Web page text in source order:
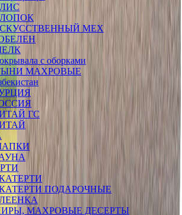
МЕХ
с оборками
МАХРОВЫЕ
ГС
ПОДАРОЧНЫЕ
МАХРОВЫЕ ДЕСЕРТЫ